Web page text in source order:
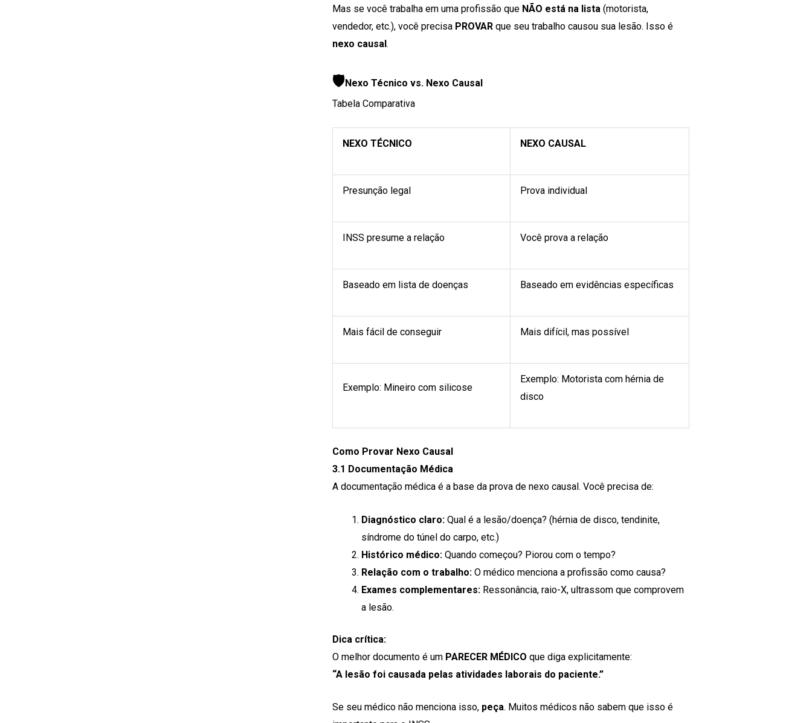
Mas se você trabalha em uma profissão que NÃO está na lista (motorista,
vendedor, etc.), você precisa PROVAR que seu trabalho causou sua lesão. Isso é
nexo causal.
🛡️Nexo Técnico vs. Nexo Causal
Tabela Comparativa
NEXO TÉCNICO NEXO CAUSAL
Presunção legal Prova individual
INSS presume a relação Você prova a relação
Baseado em lista de doenças Baseado em evidências específicas
Mais fácil de conseguir Mais difícil, mas possível
Exemplo: Mineiro com silicose
Exemplo: Motorista com hérnia de
disco
Como Provar Nexo Causal
3.1 Documentação Médica
A documentação médica é a base da prova de nexo causal. Você precisa de:
Diagnóstico claro: Qual é a lesão/doença? (hérnia de disco, tendinite,
síndrome do túnel do carpo, etc.)
Histórico médico: Quando começou? Piorou com o tempo?
Relação com o trabalho: O médico menciona a profissão como causa?
Exames complementares: Ressonância, raio-X, ultrassom que comprovem
a lesão.
Dica crítica:
O melhor documento é um PARECER MÉDICO que diga explicitamente:
“A lesão foi causada pelas atividades laborais do paciente.”
Se seu médico não menciona isso, peça. Muitos médicos não sabem que isso é